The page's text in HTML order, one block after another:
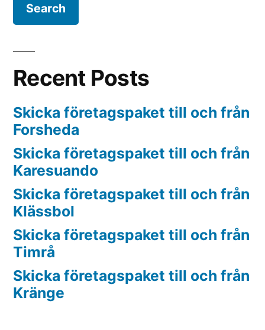
Recent Posts
Skicka företagspaket till och från
Forsheda
Skicka företagspaket till och från
Karesuando
Skicka företagspaket till och från
Klässbol
Skicka företagspaket till och från
Timrå
Skicka företagspaket till och från
Kränge